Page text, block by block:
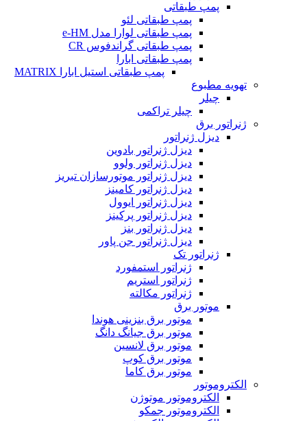
پمپ طبقاتی
پمپ طبقاتی لئو
پمپ طبقاتی لوارا مدل e-HM
پمپ طبقاتی گراندفوس CR
پمپ طبقاتی ابارا
پمپ طبقاتی استیل ابارا MATRIX
تهویه مطبوع
چیلر
چیلر تراکمی
ژنراتور برق
دیزل ژنراتور
دیزل ژنراتور بادوین
دیزل ژنراتور ولوو
دیزل ژنراتور موتورسازان تبریز
دیزل ژنراتور کامینز
دیزل ژنراتور ایوول
دیزل ژنراتور پرکینز
دیزل ژنراتور بنز
دیزل ژنراتور جن پاور
ژنراتور تک
ژنراتور استمفورد
ژنراتور استریم
ژنراتور مکالته
موتور برق
موتور برق بنزینی هوندا
موتور برق جیانگ دانگ
موتور برق لانسین
موتور برق کوپ
موتور برق کاما
الکتروموتور
الکتروموتور موتوژن
الکتروموتور جمکو